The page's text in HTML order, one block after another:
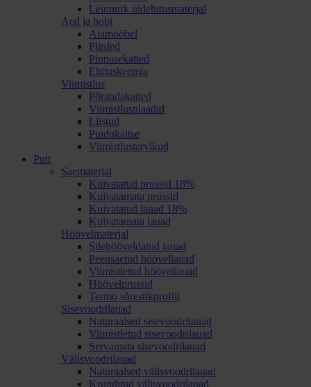
Leiunurk üldehitusmaterjal
Aed ja hobi
Aiamööbel
Piirded
Pinnasekatted
Ehituskeemia
Viimistlus
Põrandakatted
Viimistlusplaadid
Liistud
Puidukaitse
Viimistlustarvikud
Puit
Saematerjal
Kuivatatud prussid 18%
Kuivatamata prussid
Kuivatatud lauad 18%
Kuivatamata lauad
Höövelmaterjal
Silehööveldatud lauad
Peensaetud höövellauad
Viimistletud höövellauad
Höövelprussid
Termo sõrestikprofiil
Sisevoodrilauad
Naturaalsed sisevoodrilauad
Viimistletud sisevoodrilauad
Servamata sisevoodrilauad
Välisvoodrilauad
Naturaalsed välisvoodrilauad
Krunditud välisvoodrilauad